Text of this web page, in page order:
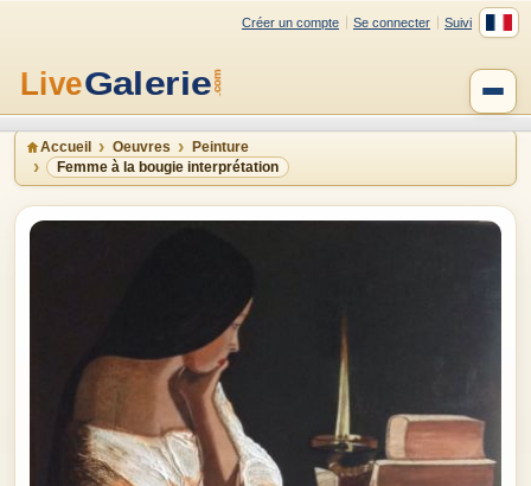
Créer un compte Se connecter Suivi
Accueil Oeuvres
Peinture
Femme à la bougie interprétation